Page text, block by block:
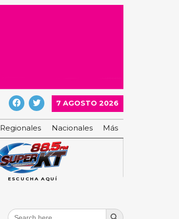
7 AGOSTO 2026
Regionales Nacionales Más
ESCUCHA AQUÍ
Search
Search Button